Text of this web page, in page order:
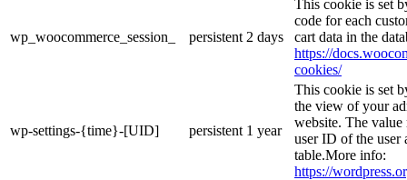
wp_woocommerce_session_ persistent 2 days
This cookie is set
code for each
cart data in the
https://
cookies/
wp-settings-{time}-[UID] persistent 1 year
This cookie is set
the view of your
website. The
user ID of the user
table.More info:
https://